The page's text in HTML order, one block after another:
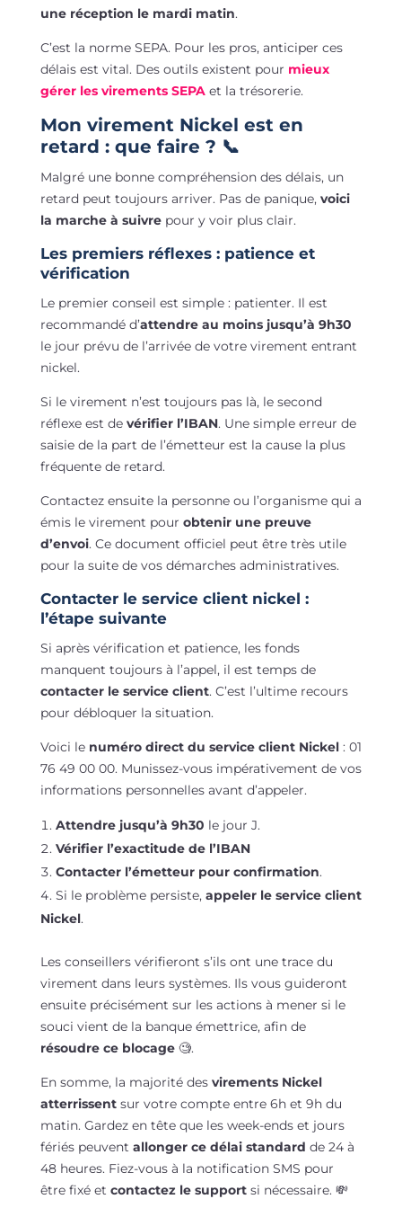
une réception le mardi matin.
C’est la norme SEPA. Pour les pros, anticiper ces
délais est vital. Des outils existent pour mieux
gérer les virements SEPAet la trésorerie.
Mon virement Nickel est en
retard : que faire ? 📞
Malgré une bonne compréhension des délais, un
retard peut toujours arriver. Pas de panique, voici
la marche à suivrepour y voir plus clair.
Les premiers réflexes : patience et
vérification
Le premier conseil est simple : patienter. Il est
recommandé d’attendre au moins jusqu’à 9h30
le jour prévu de l’arrivée de votre virement entrant
nickel.
Si le virement n’est toujours pas là, le second
réflexe est de vérifier l’IBAN. Une simple erreur de
saisie de la part de l’émetteur est la cause la plus
fréquente de retard.
Contactez ensuite la personne ou l’organisme qui a
émis le virement pour obtenir une preuve
d’envoi. Ce document officiel peut être très utile
pour la suite de vos démarches administratives.
Contacter le service client nickel :
l’étape suivante
Si après vérification et patience, les fonds
manquent toujours à l’appel, il est temps de
contacter le service client. C’est l’ultime recours
pour débloquer la situation.
Voici le numéro direct du service client Nickel: 01
76 49 00 00. Munissez-vous impérativement de vos
informations personnelles avant d’appeler.
Attendre jusqu’à 9h30 le jour J.
Vérifier l’exactitude de l’IBAN
Contacter l’émetteur pour confirmation.
Si le problème persiste, appeler le service client
Nickel.
Les conseillers vérifieront s’ils ont une trace du
virement dans leurs systèmes. Ils vous guideront
ensuite précisément sur les actions à mener si le
souci vient de la banque émettrice, afin de
résoudre ce blocage🧐.
En somme, la majorité des virements Nickel
atterrissentsur votre compte entre 6h et 9h du
matin. Gardez en tête que les week-ends et jours
fériés peuvent allonger ce délai standard de 24 à
48 heures. Fiez-vous à la notification SMS pour
être fixé et contactez le supportsi nécessaire. 💸